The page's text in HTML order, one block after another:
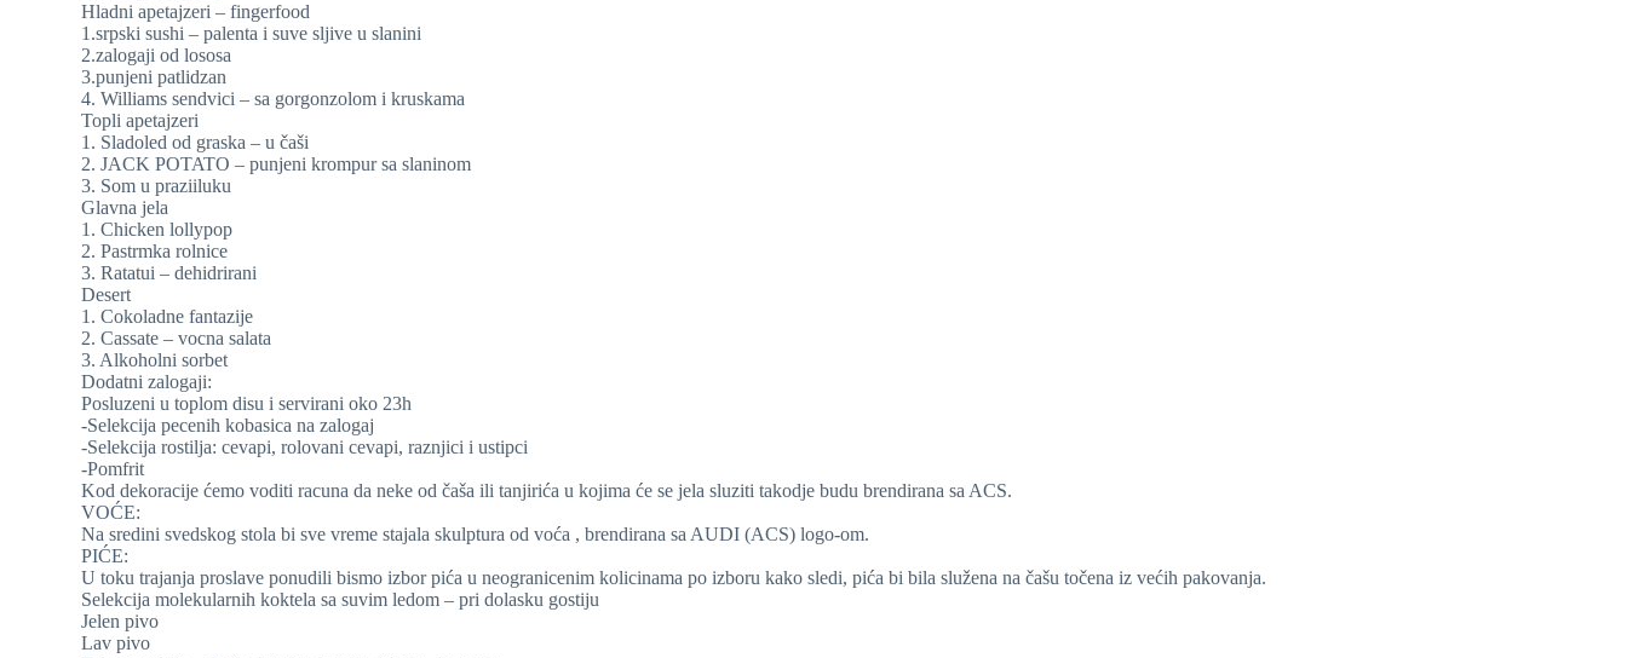
Hladni apetajzeri – fingerfood
1.srpski sushi – palenta i suve sljive u slanini
2.zalogaji od lososa
3.punjeni patlidzan
4. Williams sendvici – sa gorgonzolom i kruskama
Topli apetajzeri
1. Sladoled od graska – u čaši
2. JACK POTATO – punjeni krompur sa slaninom
3. Som u praziiluku
Glavna jela
1. Chicken lollypop
2. Pastrmka rolnice
3. Ratatui – dehidrirani
Desert
1. Cokoladne fantazije
2. Cassate – vocna salata
3. Alkoholni sorbet
Dodatni zalogaji:
Posluzeni u toplom disu i servirani oko 23h
-Selekcija pecenih kobasica na zalogaj
-Selekcija rostilja: cevapi, rolovani cevapi, raznjici i ustipci
-Pomfrit
Kod dekoracije ćemo voditi racuna da neke od čaša ili tanjirića u kojima će se jela sluziti takodje budu brendirana sa ACS.
VOĆE:
Na sredini svedskog stola bi sve vreme stajala skulptura od voća , brendirana sa AUDI (ACS) logo-om.
PIĆE:
U toku trajanja proslave ponudili bismo izbor pića u neogranicenim kolicinama po izboru kako sledi, pića bi bila služena na čašu točena iz većih pakovanja.
Selekcija molekularnih koktela sa suvim ledom – pri dolasku gostiju
Jelen pivo
Lav pivo